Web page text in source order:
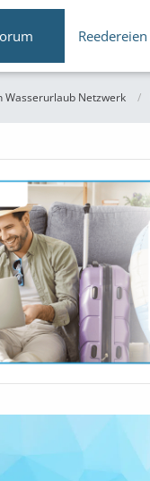
Reedereien
Wasserurlaub Netzwerk